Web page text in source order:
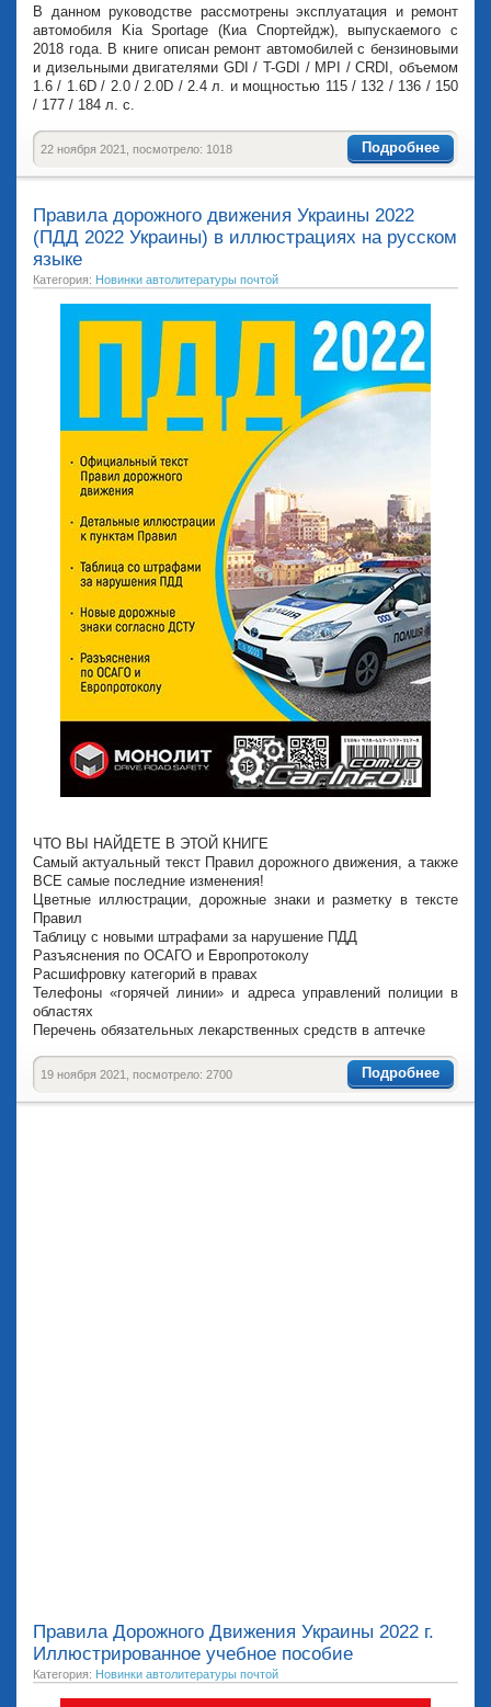
В данном руководстве рассмотрены эксплуатация и ремонт
автомобиля Kia Sportage (Киа Спортейдж), выпускаемого с
2018 года. В книге описан ремонт автомобилей с бензиновыми
и дизельными двигателями GDI / T-GDI / MPI / CRDI, объемом
1.6 / 1.6D / 2.0 / 2.0D / 2.4 л. и мощностью 115 / 132 / 136 / 150
/ 177 / 184 л. с.
Подробнее
22 ноября 2021, посмотрело: 1018
Правила дорожного движения Украины 2022
(ПДД 2022 Украины) в иллюстрациях на русском
языке
Категория: Новинки автолитературы почтой
ЧТО ВЫ НАЙДЕТЕ В ЭТОЙ КНИГЕ
Самый актуальный текст Правил дорожного движения, а также
ВСЕ самые последние изменения!
Цветные иллюстрации, дорожные знаки и разметку в тексте
Правил
Таблицу с новыми штрафами за нарушение ПДД
Разъяснения по ОСАГО и Европротоколу
Расшифровку категорий в правах
Телефоны «горячей линии» и адреса управлений полиции в
областях
Перечень обязательных лекарственных средств в аптечке
Подробнее
19 ноября 2021, посмотрело: 2700
Правила Дорожного Движения Украины 2022 г.
Иллюстрированное учебное пособие
Категория: Новинки автолитературы почтой